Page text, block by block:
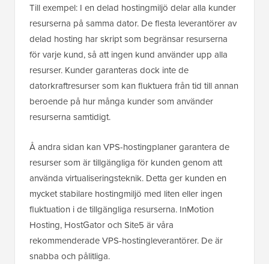
Till exempel: I en delad hostingmiljö delar alla kunder
resurserna på samma dator. De flesta leverantörer av
delad hosting har skript som begränsar resurserna
för varje kund, så att ingen kund använder upp alla
resurser. Kunder garanteras dock inte de
datorkraftresurser som kan fluktuera från tid till annan
beroende på hur många kunder som använder
resurserna samtidigt.
Å andra sidan kan VPS-hostingplaner garantera de
resurser som är tillgängliga för kunden genom att
använda virtualiseringsteknik. Detta ger kunden en
mycket stabilare hostingmiljö med liten eller ingen
fluktuation i de tillgängliga resurserna. InMotion
Hosting, HostGator och Site5 är våra
rekommenderade VPS-hostingleverantörer. De är
snabba och pålitliga.